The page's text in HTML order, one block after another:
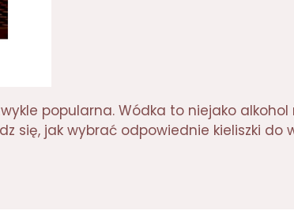
popularna. Wódka to niejako alkohol
się, jak wybrać odpowiednie kieliszki do